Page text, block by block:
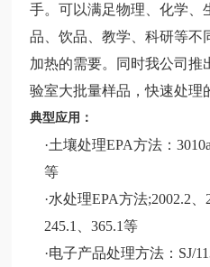
手。可以满足物理、化学、
品、饮品、教学、科研等不
加热的需要。 同时我公司推
验室大批量样品，快速处理
典型应用：
·土壤处理EPA方法：
等
·水处理EPA方法;2002.2、
245.1、365.1等
·电子产品处理方法：SJ/